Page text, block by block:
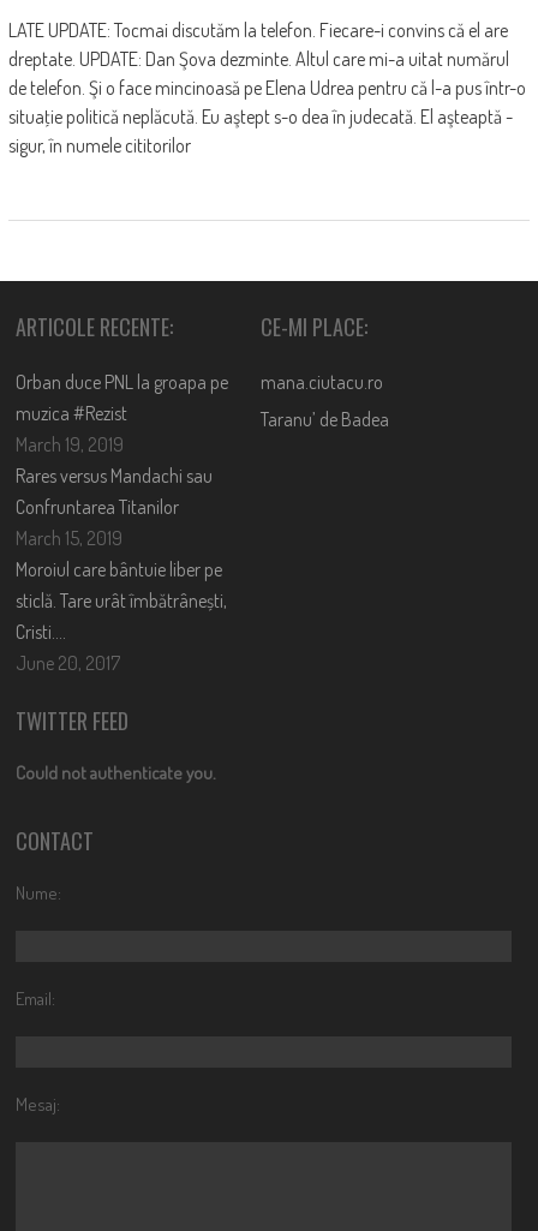
LATE UPDATE: Tocmai discutăm la telefon. Fiecare-i convins că el are
dreptate. UPDATE: Dan Şova dezminte. Altul care mi-a uitat numărul
de telefon. Şi o face mincinoasă pe Elena Udrea pentru că l-a pus într-o
situaţie politică neplăcută. Eu aştept s-o dea în judecată. El aşteaptă -
sigur, în numele cititorilor
ARTICOLE RECENTE:
Orban duce PNL la groapa pe
muzica #Rezist
March 19, 2019
Rares versus Mandachi sau
Confruntarea Titanilor
March 15, 2019
Moroiul care bântuie liber pe
sticlă. Tare urât îmbătrânești,
Cristi….
June 20, 2017
CE-MI PLACE:
mana.ciutacu.ro
Taranu’ de Badea
TWITTER FEED
Could not authenticate you.
CONTACT
Nume:
Email:
Mesaj: